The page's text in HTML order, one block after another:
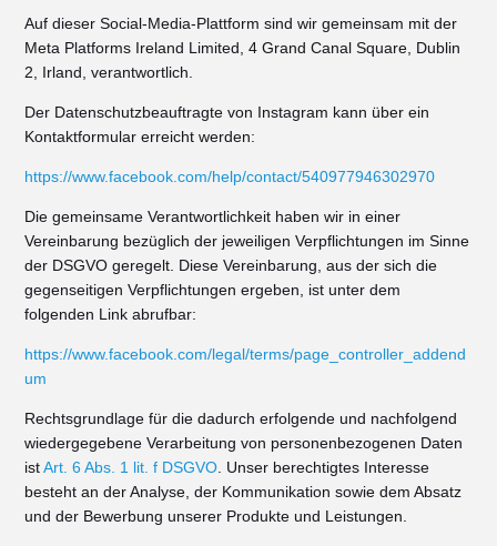
Auf dieser Social-Media-Plattform sind wir gemeinsam mit der
Meta Platforms Ireland Limited, 4 Grand Canal Square, Dublin
2, Irland, verantwortlich.
Der Datenschutzbeauftragte von Instagram kann über ein
Kontaktformular erreicht werden:
https://www.facebook.com/help/contact/540977946302970
Die gemeinsame Verantwortlichkeit haben wir in einer
Vereinbarung bezüglich der jeweiligen Verpflichtungen im Sinne
der DSGVO geregelt. Diese Vereinbarung, aus der sich die
gegenseitigen Verpflichtungen ergeben, ist unter dem
folgenden Link abrufbar:
https://www.facebook.com/legal/terms/page_controller_addend
um
Rechtsgrundlage für die dadurch erfolgende und nachfolgend
wiedergegebene Verarbeitung von personenbezogenen Daten
istArt. 6 Abs. 1 lit. f DSGVO . Unser berechtigtes Interesse
besteht an der Analyse, der Kommunikation sowie dem Absatz
und der Bewerbung unserer Produkte und Leistungen.